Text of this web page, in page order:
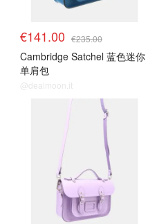
€141.00 €235.00
Cambridge Satchel 蓝色迷你
单肩包
@dealmoon.it